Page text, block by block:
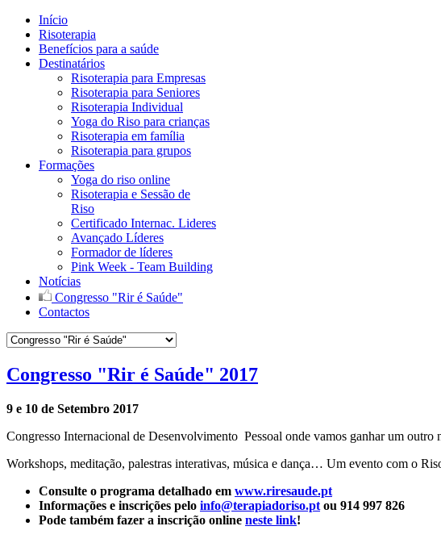
Início
Risoterapia
Benefícios para a saúde
Destinatários
Risoterapia para Empresas
Risoterapia para Seniores
Risoterapia Individual
Yoga do Riso para crianças
Risoterapia em família
Risoterapia para grupos
Formações
Yoga do riso online
Risoterapia e Sessão de
Riso
Certificado Internac. Lideres
Avançado Líderes
Formador de líderes
Pink Week - Team Building
Notícias
Congresso "Rir é Saúde"
Contactos
Congresso "Rir é Saúde" 2017
9 e 10 de Setembro 2017
Congresso Internacional de Desenvolvimento Pessoal onde vamos ganhar um
Workshops, meditação, palestras interativas, música e dança… Um evento com o
Consulte o programa detalhado em www.riresaude.pt
Informações e inscrições pelo info@terapiadoriso.pt ou 914 997 826
Pode também fazer a inscrição online neste link!